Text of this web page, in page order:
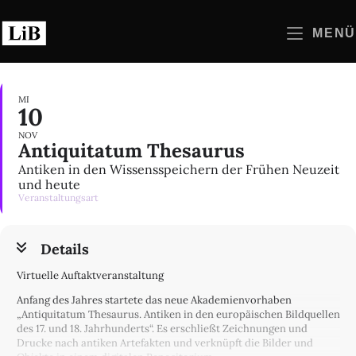
Inhalt
springen
MENÜ
MI
10
NOV
Antiquitatum Thesaurus
Antiken in den Wissensspeichern der Frühen Neuzeit
und heute
Veranstaltungsart
Details
Virtuelle Auftaktveranstaltung
Anfang des Jahres startete das neue Akademienvorhaben
„Antiquitatum Thesaurus. Antiken in den europäischen Bildquellen
des 17. und 18. Jahrhunderts“. Es erschließt Zeichnungen und
Drucke nach antiken Artefakten und verknüpft die Bilder und